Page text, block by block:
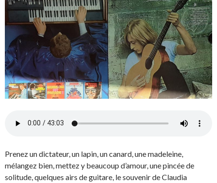
Prenez un dictateur, un lapin, un canard, une madeleine,
mélangez bien, mettez y beaucoup d’amour, une pincée de
solitude, quelques airs de guitare, le souvenir de Claudia